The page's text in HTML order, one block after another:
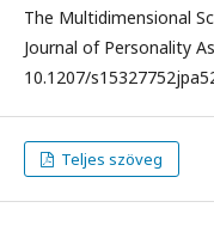
The Multidimensional
Journal of Personality
10.1207/
Teljes szöveg